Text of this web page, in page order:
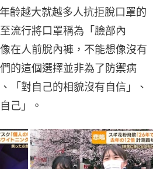
齡越大就越多人抗拒脫口罩的
流行將口罩稱為「臉部內
在人前脫內褲，不能想像沒有
的這個選擇並非為了防禦病
「對自己的相貌沒有自信」、
己」。